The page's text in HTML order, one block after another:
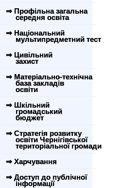
⇒ Профільна загальна
середня освіта
⇒ Національний
мультипредметний тест
⇒ Цивільний
захист
⇒ Матеріально-технічна
база закладів
освіти
⇒ Шкільний
громадський
бюджет
⇒ Стратегія розвитку
освіти Чернігівської
територіальної громади
⇒ Харчування
⇒ Доступ до публічної
інформації